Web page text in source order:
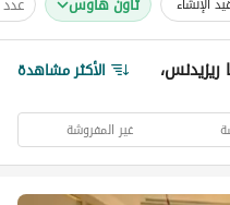
الأكثر مشاهدة
غير المفروشة